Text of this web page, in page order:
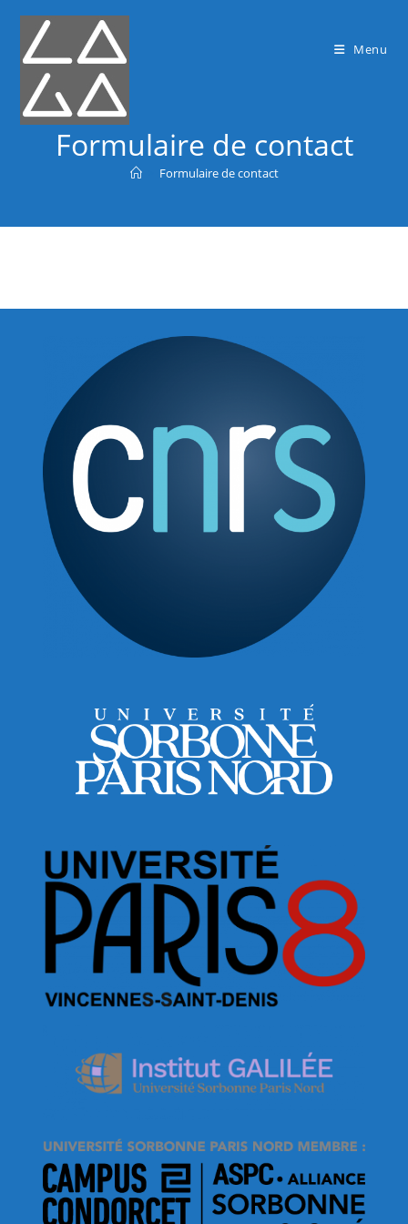
Menu
Formulaire de contact
Formulaire de contact